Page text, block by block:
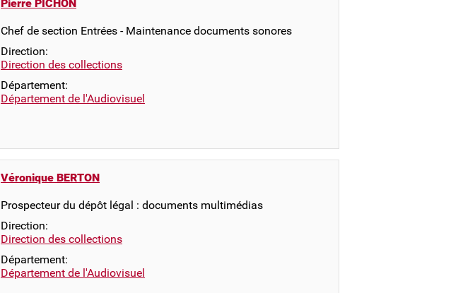
Pierre PICHON
Chef de section Entrées - Maintenance documents sonores
Direction:
Direction des collections
Département:
Département de l'Audiovisuel
Véronique BERTON
Prospecteur du dépôt légal : documents multimédias
Direction:
Direction des collections
Département:
Département de l'Audiovisuel